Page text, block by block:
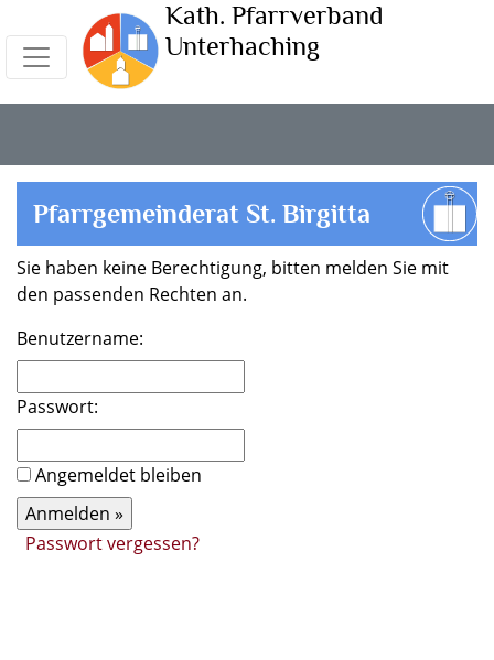
Kath. Pfarrverband
Unterhaching
Pfarrgemeinderat St. Birgitta
Sie haben keine Berechtigung, bitten melden Sie mit
den passenden Rechten an.
Benutzername:
Passwort:
Angemeldet bleiben
Passwort vergessen?